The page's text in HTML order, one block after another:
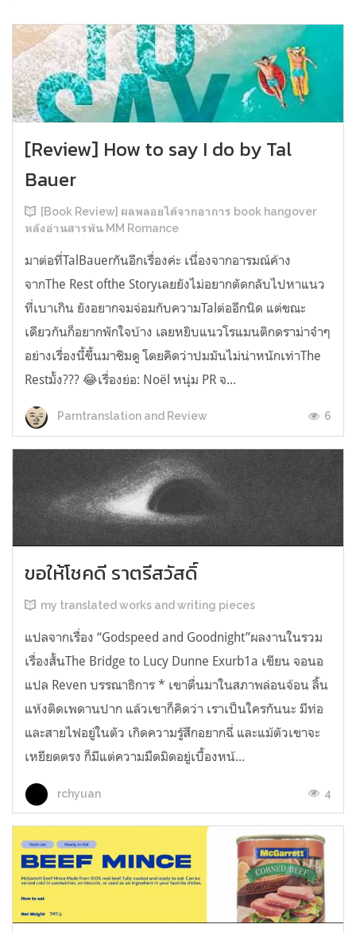
[Review] How to say I do by Tal
Bauer
[Book Review] ผลพลอยได้จากอาการ book hangover
หลังอ่านสารพัน MM Romance
มาต่อที่TalBauerกันอีกเรื่องค่ะ เนื่องจากอารมณ์ค้าง
จากThe Rest ofthe Storyเลยยังไม่อยากตัดกลับไปหาแนว
ที่เบาเกิน ยังอยากจมจ่อมกับความTalต่ออีกนิด แต่ขณะ
เดียวกันก็อยากพักใจบ้าง เลยหยิบแนวโรแมนติกดราม่าจ๋าๆ
อย่างเรื่องนี้ขึ้นมาชิมดู โดยคิดว่าปมมันไม่น่าหนักเท่าThe
Restมั้ง??? 😂เรื่องย่อ: Noël หนุ่ม PR จ...
Parntranslation and Review 6
ขอให้โชคดี ราตรีสวัสดิ์
my translated works and writing pieces
แปลจากเรื่อง “Godspeed and Goodnight”ผลงานในรวม
เรื่องสั้นThe Bridge to Lucy Dunne Exurb1a เขียน จอนอ
แปล Reven บรรณาธิการ * เขาตื่นมาในสภาพล่อนจ้อน ลิ้น
แห้งติดเพดานปาก แล้วเขาก็คิดว่า เราเป็นใครกันนะ มีท่อ
และสายไฟอยู่ในตัว เกิดความรู้สึกอยากฉี่ และแม้ตัวเขาจะ
เหยียดตรง ก็มีแต่ความมืดมิดอยู่เบื้องหน้...
rchyuan 4